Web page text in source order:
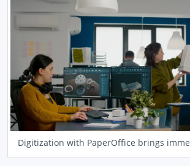
Digitization with PaperOffice brings